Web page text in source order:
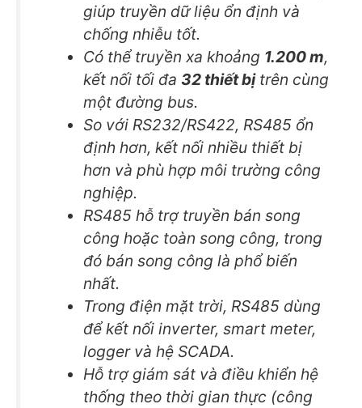
giúp truyền dữ liệu ổn định và
chống nhiễu tốt.
Có thể truyền xa khoảng 1.200 m,
kết nối tối đa 32 thiết bịtrên cùng
một đường bus.
So với RS232/RS422, RS485 ổn
định hơn, kết nối nhiều thiết bị
hơn và phù hợp môi trường công
nghiệp.
RS485 hỗ trợ truyền bán song
công hoặc toàn song công, trong
đó bán song công là phổ biến
nhất.
Trong điện mặt trời, RS485 dùng
để kết nối inverter, smart meter,
logger và hệ SCADA.
Hỗ trợ giám sát và điều khiển hệ
thống theo thời gian thực (công